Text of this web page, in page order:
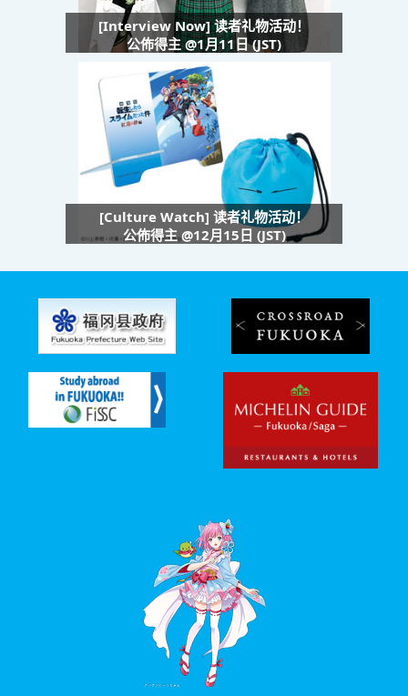
[Interview Now] 读者礼物活动！
公佈得主 @1月11日 (JST)
[Culture Watch] 读者礼物活动！
公佈得主 @12月15日 (JST)